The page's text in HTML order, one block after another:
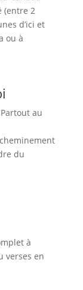
(entre 2
d’ici et
ou à
Partout au
du
à
verses en